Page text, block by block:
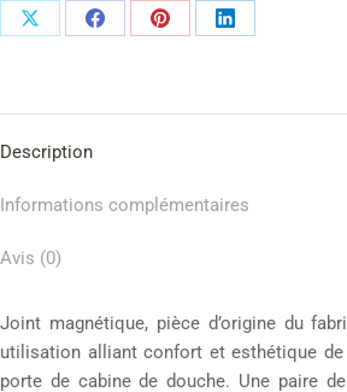
Description
Informations complémentaires
Avis (0)
Joint magnétique, pièce d’origine du
utilisation alliant confort et esthétique
porte de cabine de douche. Une paire